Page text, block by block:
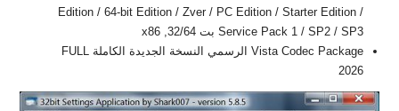
Edition / 64-bit Edition / Zver / PC Edition / Starter Edition /
Service Pack 1 / SP2 / SP3 بت 32/64, x86
Vista Codec Package الرسمي النسخة الجديدة الكاملة FULL
2026